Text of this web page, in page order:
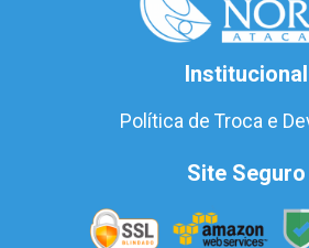
Institucional
Política de Troca e
Site Seguro